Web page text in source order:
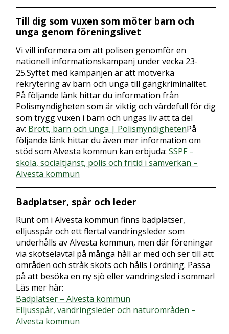
Till dig som vuxen som möter barn och
unga genom föreningslivet
Vi vill informera om att polisen genomför en
nationell informationskampanj under vecka 23-
25.Syftet med kampanjen är att motverka
rekrytering av barn och unga till gängkriminalitet.
På följande länk hittar du information från
Polismyndigheten som är viktig och värdefull för dig
som trygg vuxen i barn och ungas liv att ta del
av: Brott, barn och unga | PolismyndighetenPå
följande länk hittar du även mer information om
stöd som Alvesta kommun kan erbjuda: SSPF –
skola, socialtjänst, polis och fritid i samverkan –
Alvesta kommun
Badplatser, spår och leder
Runt om i Alvesta kommun finns badplatser,
elljusspår och ett flertal vandringsleder som
underhålls av Alvesta kommun, men där föreningar
via skötselavtal på många håll är med och ser till att
områden och stråk sköts och hålls i ordning. Passa
på att besöka en ny sjö eller vandringsled i sommar!
Läs mer här:
Badplatser – Alvesta kommun
Elljusspår, vandringsleder och naturområden –
Alvesta kommun